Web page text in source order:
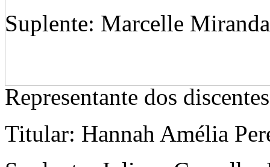
Suplente: Marcelle
Representante dos discentes
Titular: Hannah Amélia